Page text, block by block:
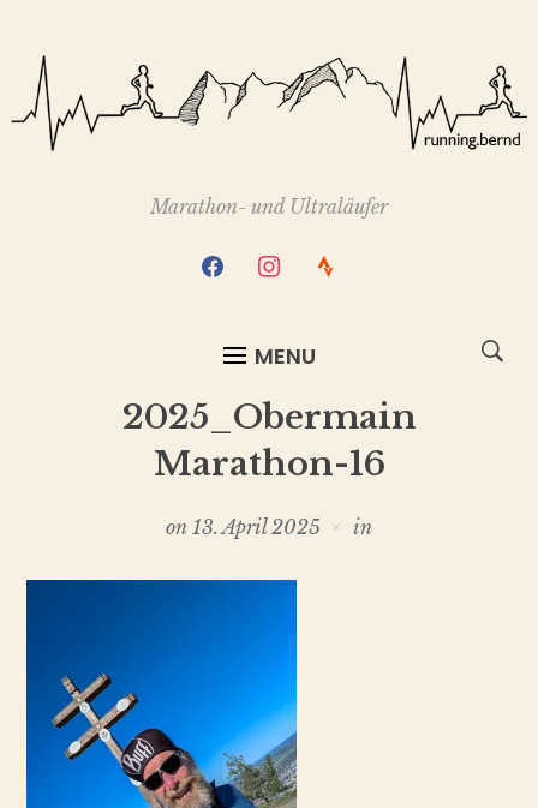
Marathon- und Ultraläufer
facebookinstagram
strava
MENU
2025_Obermain
Marathon-16
on 13. April 2025 in